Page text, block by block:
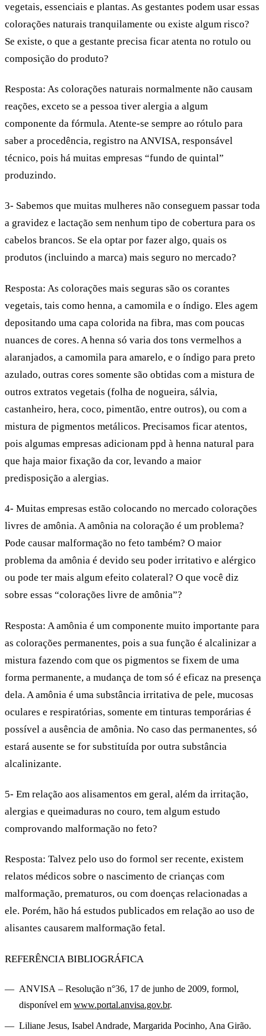
vegetais, essenciais e plantas. As gestantes podem usar essas
colorações naturais tranquilamente ou existe algum risco?
Se existe, o que a gestante precisa ficar atenta no rotulo ou
composição do produto?
Resposta: As colorações naturais normalmente não causam
reações, exceto se a pessoa tiver alergia a algum
componente da fórmula. Atente-se sempre ao rótulo para
saber a procedência, registro na ANVISA, responsável
técnico, pois há muitas empresas “fundo de quintal”
produzindo.
3- Sabemos que muitas mulheres não conseguem passar toda
a gravidez e lactação sem nenhum tipo de cobertura para os
cabelos brancos. Se ela optar por fazer algo, quais os
produtos (incluindo a marca) mais seguro no mercado?
Resposta: As colorações mais seguras são os corantes
vegetais, tais como henna, a camomila e o índigo. Eles agem
depositando uma capa colorida na fibra, mas com poucas
nuances de cores. A henna só varia dos tons vermelhos a
alaranjados, a camomila para amarelo, e o índigo para preto
azulado, outras cores somente são obtidas com a mistura de
outros extratos vegetais (folha de nogueira, sálvia,
castanheiro, hera, coco, pimentão, entre outros), ou com a
mistura de pigmentos metálicos. Precisamos ficar atentos,
pois algumas empresas adicionam ppd à henna natural para
que haja maior fixação da cor, levando a maior
predisposição a alergias.
4- Muitas empresas estão colocando no mercado colorações
livres de amônia. A amônia na coloração é um problema?
Pode causar malformação no feto também? O maior
problema da amônia é devido seu poder irritativo e alérgico
ou pode ter mais algum efeito colateral? O que você diz
sobre essas “colorações livre de amônia”?
Resposta: A amônia é um componente muito importante para
as colorações permanentes, pois a sua função é alcalinizar a
mistura fazendo com que os pigmentos se fixem de uma
forma permanente, a mudança de tom só é eficaz na presença
dela. A amônia é uma substância irritativa de pele, mucosas
oculares e respiratórias, somente em tinturas temporárias é
possível a ausência de amônia. No caso das permanentes, só
estará ausente se for substituída por outra substância
alcalinizante.
5- Em relação aos alisamentos em geral, além da irritação,
alergias e queimaduras no couro, tem algum estudo
comprovando malformação no feto?
Resposta: Talvez pelo uso do formol ser recente, existem
relatos médicos sobre o nascimento de crianças com
malformação, prematuros, ou com doenças relacionadas a
ele. Porém, hão há estudos publicados em relação ao uso de
alisantes causarem malformação fetal.
REFERÊNCIA BIBLIOGRÁFICA
ANVISA – Resolução n°36, 17 de junho de 2009, formol,
disponível em www.portal.anvisa.gov.br.
Liliane Jesus, Isabel Andrade, Margarida Pocinho, Ana Girão.